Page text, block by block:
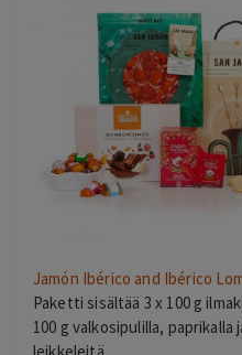
Jamón Ibérico and Ibérico
Paketti sisältää 3 x 100 g
100 g valkosipulilla,